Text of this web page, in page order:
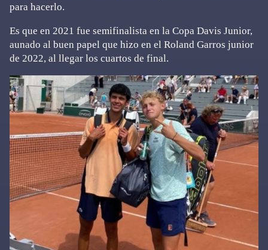
para hacerlo.
Es que en 2021 fue semifinalista en la Copa Davis Junior,
aunado al buen papel que hizo en el Roland Garros junior
de 2022, al llegar los cuartos de final.